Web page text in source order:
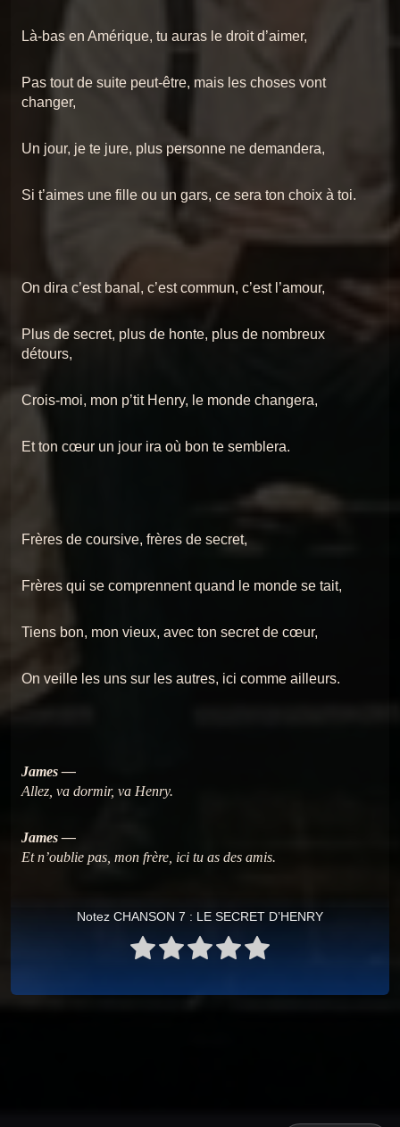
Là-bas en Amérique, tu auras le droit d’aimer,
Pas tout de suite peut-être, mais les choses vont
changer,
Un jour, je te jure, plus personne ne demandera,
Si t’aimes une fille ou un gars, ce sera ton choix à toi.
On dira c’est banal, c’est commun, c’est l’amour,
Plus de secret, plus de honte, plus de nombreux
détours,
Crois-moi, mon p’tit Henry, le monde changera,
Et ton cœur un jour ira où bon te semblera.
Frères de coursive, frères de secret,
Frères qui se comprennent quand le monde se tait,
Tiens bon, mon vieux, avec ton secret de cœur,
On veille les uns sur les autres, ici comme ailleurs.
James —
Allez, va dormir, va Henry.
James —
Et n’oublie pas, mon frère, ici tu as des amis.
Notez CHANSON 7 : LE SECRET D’HENRY